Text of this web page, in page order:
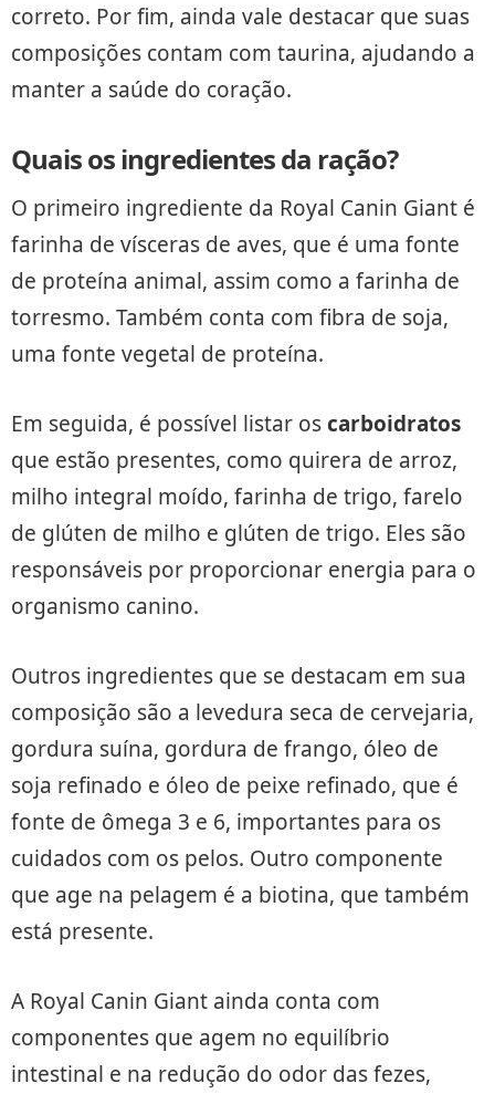
correto. Por fim, ainda vale destacar que suas
composições contam com taurina, ajudando a
manter a saúde do coração.
Quais os ingredientes da ração?
O primeiro ingrediente da Royal Canin Giant é
farinha de vísceras de aves, que é uma fonte
de proteína animal, assim como a farinha de
torresmo. Também conta com fibra de soja,
uma fonte vegetal de proteína.
Em seguida, é possível listar oscarboidratos
que estão presentes, como quirera de arroz,
milho integral moído, farinha de trigo, farelo
de glúten de milho e glúten de trigo. Eles são
responsáveis por proporcionar energia para o
organismo canino.
Outros ingredientes que se destacam em sua
composição são a levedura seca de cervejaria,
gordura suína, gordura de frango, óleo de
soja refinado e óleo de peixe refinado, que é
fonte de ômega 3 e 6, importantes para os
cuidados com os pelos. Outro componente
que age na pelagem é a biotina, que também
está presente.
A Royal Canin Giant ainda conta com
componentes que agem no equilíbrio
intestinal e na redução do odor das fezes,